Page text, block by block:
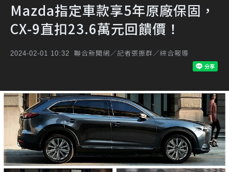
Mazda指定車款享5年原廠保固，
CX-9直扣23.6萬元回饋價！
2024-02-01 10:32 聯合新聞網／記者張振群／綜合報導